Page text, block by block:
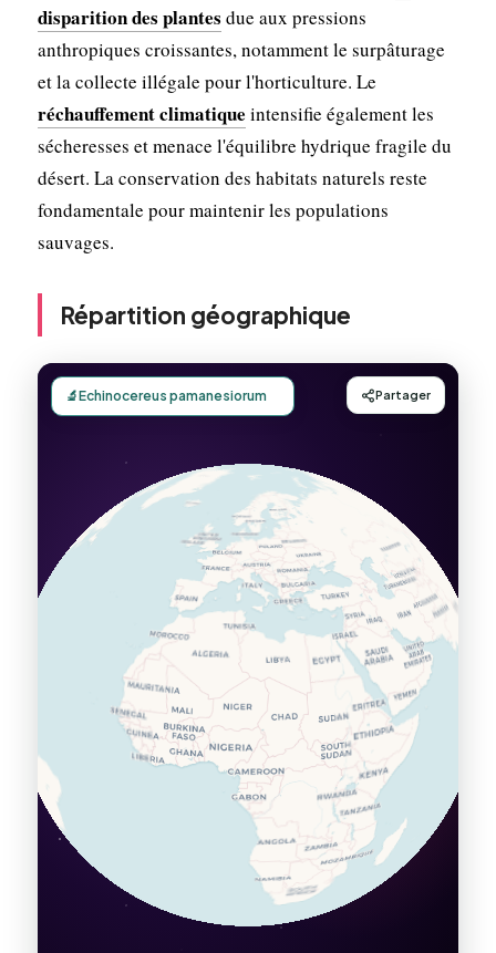
disparition des plantes due aux pressions
anthropiques croissantes, notamment le surpâturage
et la collecte illégale pour l'horticulture. Le
réchauffement climatique intensifie également les
sécheresses et menace l'équilibre hydrique fragile du
désert. La conservation des habitats naturels reste
fondamentale pour maintenir les populations
sauvages.
Répartition géographique